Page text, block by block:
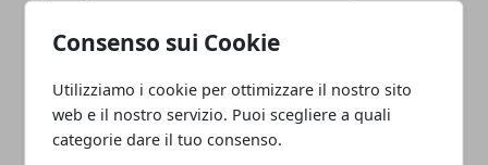
Consenso sui Cookie
Utilizziamo i cookie per ottimizzare il nostro sito
web e il nostro servizio. Puoi scegliere a quali
categorie dare il tuo consenso.